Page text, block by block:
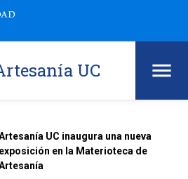
UC
UC inaugura una nueva
exposición en la Materioteca de